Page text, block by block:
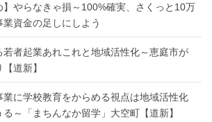
】やらなきゃ損～100%確実、さくっと10万
資金の足しにしよう
若者起業あれこれと地域活性化～恵庭市が
道新】
業に学校教育をからめる視点は地域活性化
～「まちんなか留学」大空町【道新】